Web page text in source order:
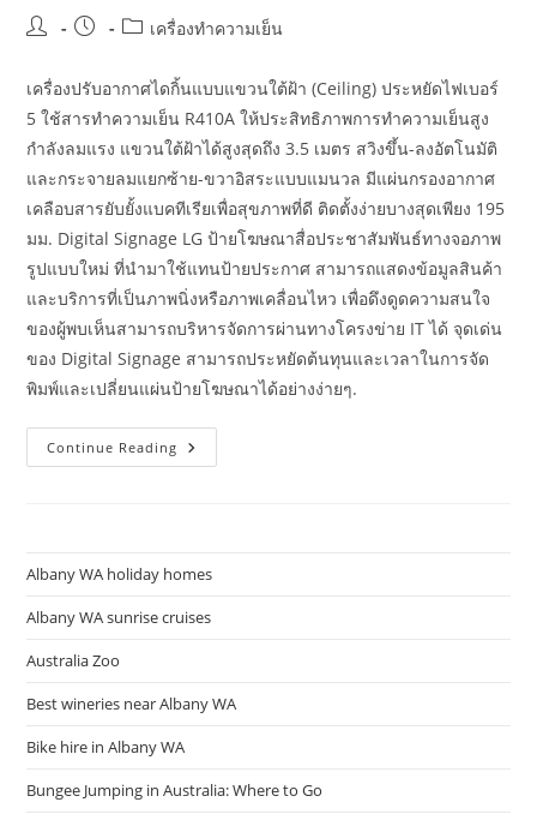
ไฟ
Post
Post
Postเครื่องทำความเย็น
เครื่องปรับอากาศไดกิ้นแบบแขวนใต้ฝ้า (Ceiling) ประหยัดไฟเบอร์
5 ใช้สารทำความเย็น R410A ให้ประสิทธิภาพการทำความเย็นสูง
กำลังลมแรง แขวนใต้ฝ้าได้สูงสุดถึง 3.5 เมตร สวิงขึ้น-ลงอัตโนมัติ
และกระจายลมแยกซ้าย-ขวาอิสระแบบแมนวล มีแผ่นกรองอากาศ
เคลือบสารยับยั้งแบคทีเรียเพื่อสุขภาพที่ดี ติดตั้งง่ายบางสุดเพียง 195
มม. Digital Signage LG ป้ายโฆษณาสื่อประชาสัมพันธ์ทางจอภาพ
รูปแบบใหม่ ที่นำมาใช้แทนป้ายประกาศ สามารถแสดงข้อมูลสินค้า
และบริการที่เป็นภาพนิ่งหรือภาพเคลื่อนไหว เพื่อดึงดูดความสนใจ
ของผู้พบเห็นสามารถบริหารจัดการผ่านทางโครงข่าย IT ได้ จุดเด่น
ของ Digital Signage สามารถประหยัดต้นทุนและเวลาในการจัด
พิมพ์และเปลี่ยนแผ่นป้ายโฆษณาได้อย่างง่ายๆ.
Continue Reading แอร์
แขวน
อะไร
ครับ
Albany WA holiday homes
Albany WA sunrise cruises
Australia Zoo
Best wineries near Albany WA
Bike hire in Albany WA
Bungee Jumping in Australia: Where to Go